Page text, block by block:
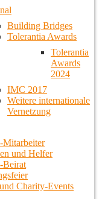
Building Bridges
Tolerantia Awards
Tolerantia
Awards
2024
IMC 2017
Weitere internationale
Vernetzung
und Helfer
Charity-Events